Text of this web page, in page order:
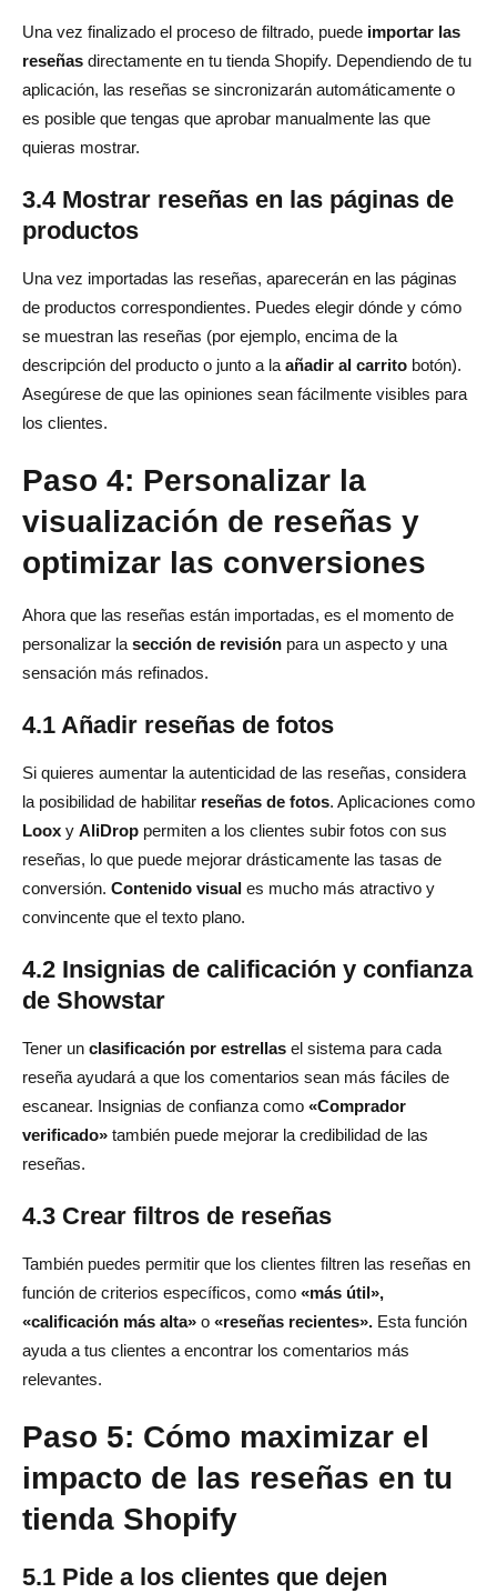
Una vez finalizado el proceso de filtrado, puede importar las
reseñas directamente en tu tienda Shopify. Dependiendo de tu
aplicación, las reseñas se sincronizarán automáticamente o
es posible que tengas que aprobar manualmente las que
quieras mostrar.
3.4 Mostrar reseñas en las páginas de
productos
Una vez importadas las reseñas, aparecerán en las páginas
de productos correspondientes. Puedes elegir dónde y cómo
se muestran las reseñas (por ejemplo, encima de la
descripción del producto o junto a la añadir al carrito botón).
Asegúrese de que las opiniones sean fácilmente visibles para
los clientes.
Paso 4: Personalizar la
visualización de reseñas y
optimizar las conversiones
Ahora que las reseñas están importadas, es el momento de
personalizar la sección de revisión para un aspecto y una
sensación más refinados.
4.1 Añadir reseñas de fotos
Si quieres aumentar la autenticidad de las reseñas, considera
la posibilidad de habilitar reseñas de fotos. Aplicaciones como
Loox y AliDrop permiten a los clientes subir fotos con sus
reseñas, lo que puede mejorar drásticamente las tasas de
conversión. Contenido visual es mucho más atractivo y
convincente que el texto plano.
4.2 Insignias de calificación y confianza
de Showstar
Tener un clasificación por estrellas el sistema para cada
reseña ayudará a que los comentarios sean más fáciles de
escanear. Insignias de confianza como «Comprador
verificado» también puede mejorar la credibilidad de las
reseñas.
4.3 Crear filtros de reseñas
También puedes permitir que los clientes filtren las reseñas en
función de criterios específicos, como «más útil»,
«calificación más alta» o «reseñas recientes». Esta función
ayuda a tus clientes a encontrar los comentarios más
relevantes.
Paso 5: Cómo maximizar el
impacto de las reseñas en tu
tienda Shopify
5.1 Pide a los clientes que dejen